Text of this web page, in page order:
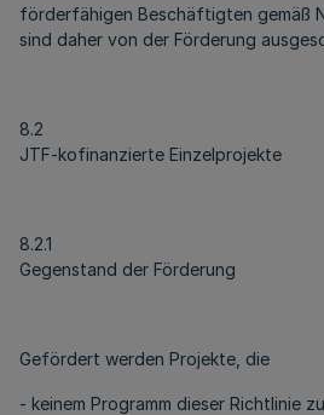
förderfähigen Beschäftigten gemäß
sind daher von der Förderung
8.2
JTF-kofinanzierte Einzelprojekte
8.2.1
Gegenstand der Förderung
Gefördert werden Projekte, die
- keinem Programm dieser Richtlinie